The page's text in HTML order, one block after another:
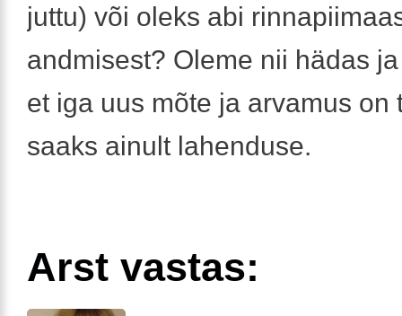
juttu) või oleks abi
andmisest? Oleme nii hädas
et iga uus mõte ja arvamus on
saaks ainult lahenduse.
Arst vastas: